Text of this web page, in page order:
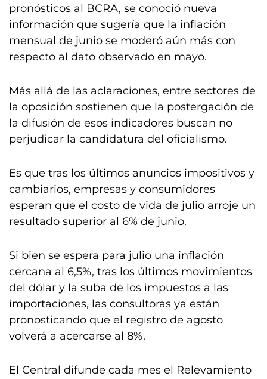
pronósticos al BCRA, se conoció nueva
información que sugería que la inflación
mensual de junio se moderó aún más con
respecto al dato observado en mayo.
Más allá de las aclaraciones, entre sectores de
la oposición sostienen que la postergación de
la difusión de esos indicadores buscan no
perjudicar la candidatura del oficialismo.
Es que tras los últimos anuncios impositivos y
cambiarios, empresas y consumidores
esperan que el costo de vida de julio arroje un
resultado superior al 6% de junio.
Si bien se espera para julio una inflación
cercana al 6,5%, tras los últimos movimientos
del dólar y la suba de los impuestos a las
importaciones, las consultoras ya están
pronosticando que el registro de agosto
volverá a acercarse al 8%.
El Central difunde cada mes el Relevamiento